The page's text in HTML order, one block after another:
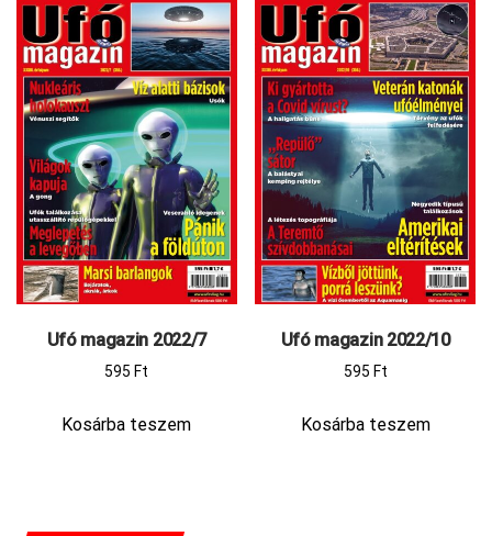
Ufó magazin 2022/7
595 Ft
Kosárba teszem
Ufó magazin 2022/10
595 Ft
Kosárba teszem